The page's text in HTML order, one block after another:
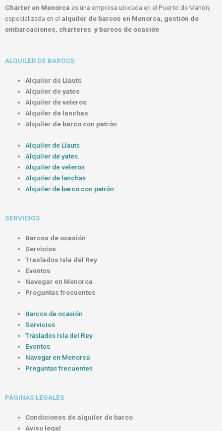
Chárter en Menorca es una empresa ubicada en el Puerto de Mahón,
especializada en el alquiler de barcos en Menorca, gestión de
embarcaciones, chárteres y barcos de ocasión
ALQUILER DE BAROCS
Alquiler de Llauts
Alquiler de yates
Alquiler de veleros
Alquiler de lanchas
Alquiler de barco con patrón
Alquiler de Llauts
Alquiler de yates
Alquiler de veleros
Alquiler de lanchas
Alquiler de barco con patrón
SERVICIOS
Barcos de ocasión
Servicios
Traslados Isla del Rey
Eventos
Navegar en Menorca
Preguntas frecuentes
Barcos de ocasión
Servicios
Traslados Isla del Rey
Eventos
Navegar en Menorca
Preguntas frecuentes
PÁGINAS LEGALES
Condiciones de alquiler de barco
Aviso legal